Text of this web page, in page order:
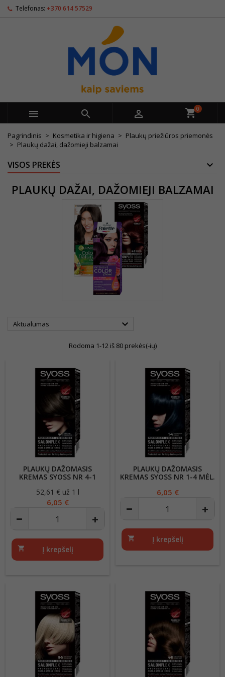
Telefonas: +370 614 57529
   0
Pagrindinis Kosmetika ir higiena
Plaukų priežiūros priemonės
Plaukų dažai, dažomieji balzamai
VISOS PREKĖS
PLAUKŲ DAŽAI, DAŽOMIEJI BALZAMAI
Aktualumas 
Rodoma 1-12 iš 80 prekės(-ių)
PLAUKŲ DAŽOMASIS
KREMAS SYOSS NR 4-1
Kaina
52,61 € už 1 l
6,05 €
shopping_cart Į krepšelį
PLAUKŲ DAŽOMASIS
KREMAS SYOSS NR 1-4 MĖL.
Kaina
6,05 €
shopping_cart Į krepšelį